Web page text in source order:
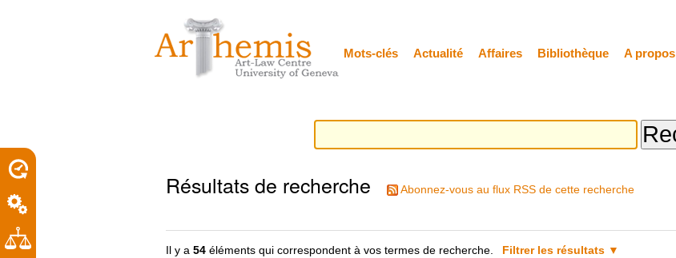
personnels
contenu.
Mots-clés Actualité Affaires Bibliothèque A propos
Résultats de recherche Abonnez-vous au flux RSS de cette recherche
Il y a54 éléments qui correspondent à vos termes de recherche. Filtrer les résultats